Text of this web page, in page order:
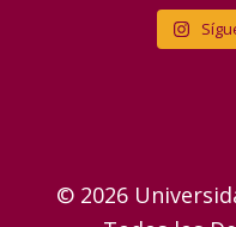
© 2026